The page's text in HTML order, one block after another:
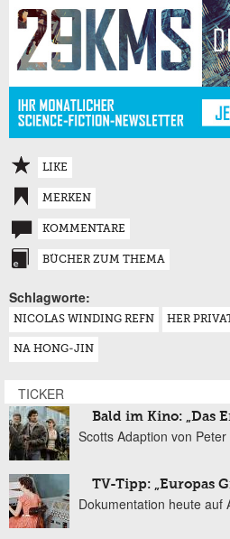
LIKE
MERKEN
KOMMENTARE
BÜCHER ZUM THEMA
Schlagworte:
NICOLAS WINDING REFN HER
NA HONG-JIN
TICKER
Bald im Kino: „Das
Scotts Adaption von
TV-Tipp: „Europas
Dokumentation heute auf